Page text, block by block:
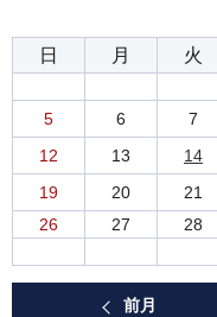
日 月 火
5
6 7
12
13 14
19
20 21
26
27 28
前月